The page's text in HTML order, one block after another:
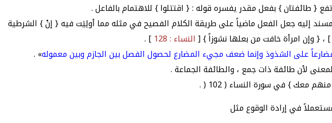
طائفتان } بفعل مقدر يفسره قوله : { اقتتلوا } للاهتمام بالفاعل .
إليه جعل الفعل ماضياً على طريقة الكلام الفصيح في مثله مما أولِيَت فيه { إنْ } الشرطية
] ، { وإن امرأة خافت من بعلها نشوزاً } [النساء : 128
] .
على الشذوذ وإنما ضعف مجيء المضارع لحصول الفصل بين الجازم وبين معموله» .
لأن طائفة ذات جمع ، والطائفة الجماعة .
معك } في سورة النساء ( 102 ( .
في إرادة الوقوع مثل